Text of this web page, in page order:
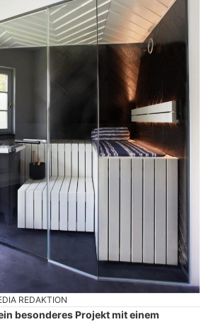
REDAKTION
besonderes Projekt mit einem